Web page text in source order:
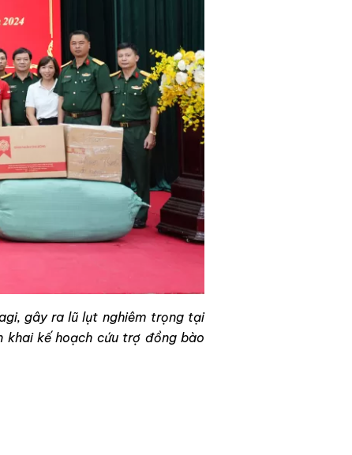
gây ra lũ lụt nghiêm trọng tại
khai kế hoạch cứu trợ đồng bào